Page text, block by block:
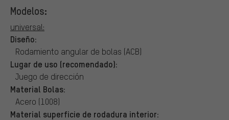
Modelos:
universal:
Diseño:
Rodamiento angular de bolas (ACB)
Lugar de uso (recomendado):
Juego de dirección
Material Bolas:
Acero (1008)
Material superficie de rodadura interior: